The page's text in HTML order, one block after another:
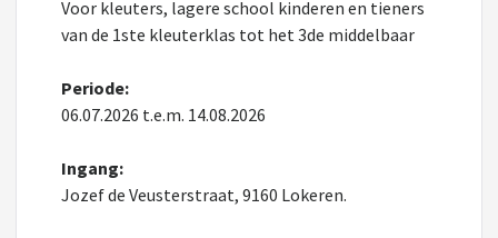
Voor kleuters, lagere school kinderen en tieners
van de 1ste kleuterklas tot het 3de middelbaar
Periode:
06.07.2026 t.e.m. 14.08.2026
Ingang:
Jozef de Veusterstraat, 9160 Lokeren.